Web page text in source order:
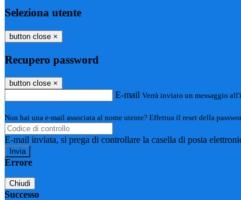
Seleziona utente
button close ×
Recupero password
button close ×
E-mail Verrà inviato un messaggio
Non hai una e-mail associata al nome utente? Effettua il reset della
E-mail inviata, si prega di controllare la casella di posta
Errore
Chiudi
Successo